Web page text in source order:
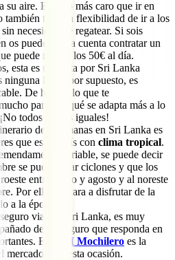
su aire. Es algo más caro que ir en
también te da la flexibilidad de ir a los
necesidad de regatear. Si sois
os puede salir a cuenta contratar un
puede rondar los 50€ al día.
esta es una ruta por Sri Lanka
ninguna ley y, por supuesto, es
De hecho, lo que te
para ver qué se adapta más a lo
todos somos iguales!
de 2 semanas en Sri Lanka es
que es un país con clima tropical.
variable, se puede decir
se pueden dar ciclones y que los
entre mayo y agosto y al noreste
Por ello, de cara a disfrutar de la
a la época.
viajar a Sri Lanka, es muy
de un seguro que responda en
El
IATI Mochilero es la
mercado para esta ocasión.